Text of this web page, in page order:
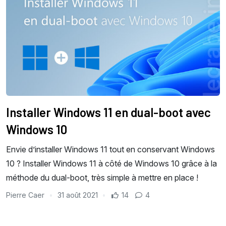
Installer Windows 11 en dual-boot avec
Windows 10
Envie d’installer Windows 11 tout en conservant Windows
10 ? Installer Windows 11 à côté de Windows 10 grâce à la
méthode du dual-boot, très simple à mettre en place !
Pierre Caer 31 août 2021 14 4